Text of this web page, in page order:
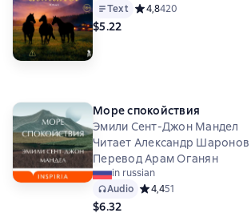
Text Средний рейтинг 4,8 на
4,8420
$5.22
Море спокойствия
Эмили Сент-Джон Мандел
Читает Александр Шаронов
Перевод Арам Оганян
in russian
Audio Средний рейтинг 4,4 на
4,451
$6.32